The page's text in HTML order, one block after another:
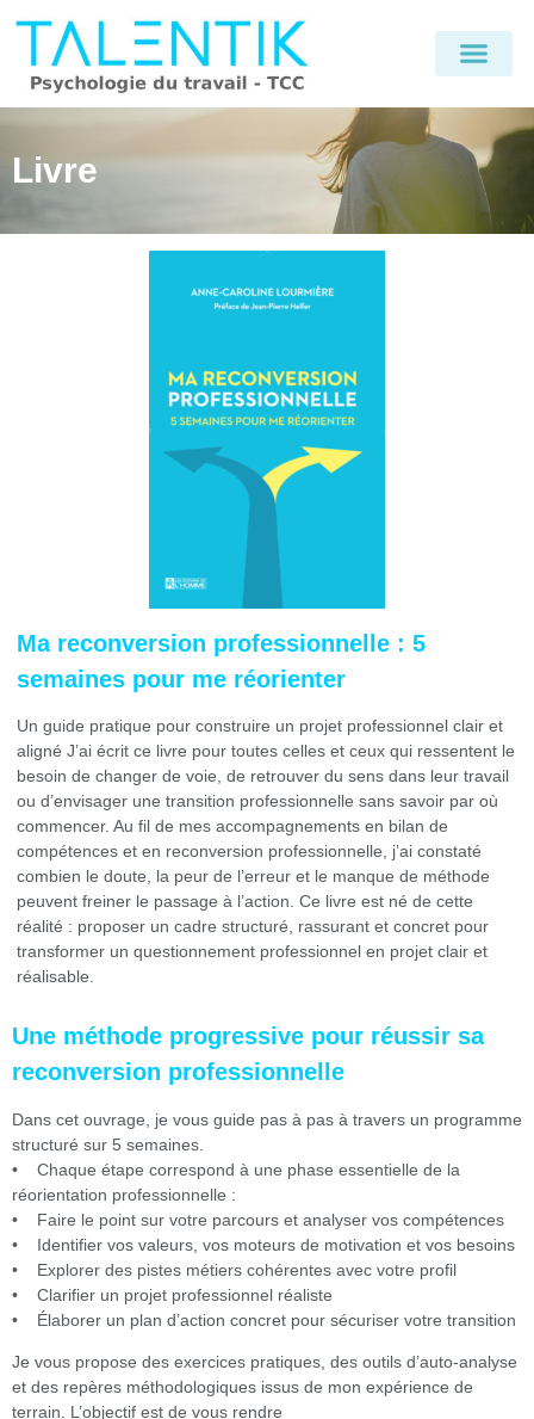
Livre
Ma reconversion professionnelle : 5
semaines pour me réorienter
Un guide pratique pour construire un projet professionnel clair et
aligné J’ai écrit ce livre pour toutes celles et ceux qui ressentent le
besoin de changer de voie, de retrouver du sens dans leur travail
ou d’envisager une transition professionnelle sans savoir par où
commencer. Au fil de mes accompagnements en bilan de
compétences et en reconversion professionnelle, j’ai constaté
combien le doute, la peur de l’erreur et le manque de méthode
peuvent freiner le passage à l’action. Ce livre est né de cette
réalité : proposer un cadre structuré, rassurant et concret pour
transformer un questionnement professionnel en projet clair et
réalisable.
Une méthode progressive pour réussir sa
reconversion professionnelle
Dans cet ouvrage, je vous guide pas à pas à travers un programme
structuré sur 5 semaines.
• Chaque étape correspond à une phase essentielle de la
réorientation professionnelle :
• Faire le point sur votre parcours et analyser vos compétences
• Identifier vos valeurs, vos moteurs de motivation et vos besoins
• Explorer des pistes métiers cohérentes avec votre profil
• Clarifier un projet professionnel réaliste
• Élaborer un plan d’action concret pour sécuriser votre transition
Je vous propose des exercices pratiques, des outils d’auto-analyse
et des repères méthodologiques issus de mon expérience de
terrain. L’objectif est de vous rendre